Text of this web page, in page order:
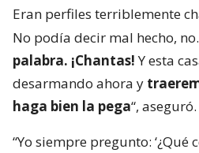
Eran perfiles terriblemente
No podía decir mal hecho, no.
palabra. ¡Chantas!Y esta
desarmando ahora y
haga bien la pega“, aseguró.
“Yo siempre pregunto: ‘¿Qué